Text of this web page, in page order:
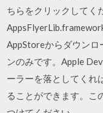
ちらをクリックしてく
AppStoreからダウンロ
ンのみです。Apple
ーラーを落としてくれ
ることができます。こ